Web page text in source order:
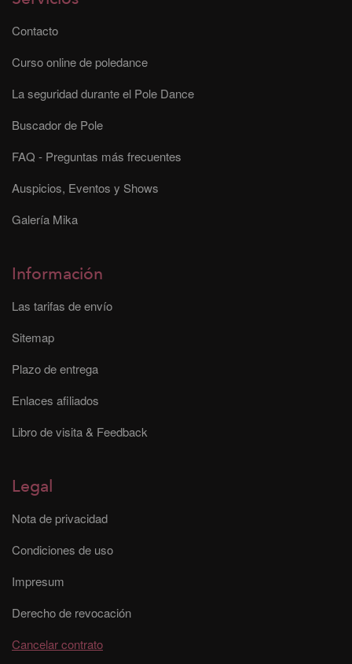
Contacto
Curso online de poledance
La seguridad durante el Pole Dance
Buscador de Pole
FAQ - Preguntas más frecuentes
Auspicios, Eventos y Shows
Galería Mika
Información
Las tarifas de envío
Sitemap
Plazo de entrega
Enlaces afiliados
Libro de visita & Feedback
Legal
Nota de privacidad
Condiciones de uso
Impresum
Derecho de revocación
Cancelar contrato